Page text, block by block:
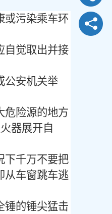
或污染乘车环
自觉取出并接
公安机关举
危险源的地方
器展开自
下千万不要把
从车窗跳车逃
锤的锤尖猛击